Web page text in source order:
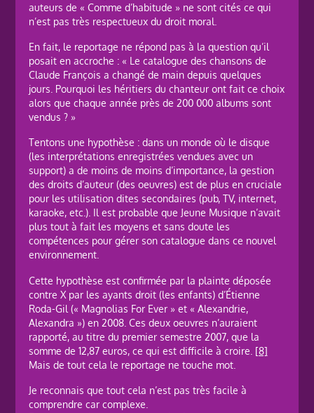
auteurs de « Comme d’habitude » ne sont cités ce qui
n’est pas très respectueux du droit moral.
En fait, le reportage ne répond pas à la question qu’il
posait en accroche : « Le catalogue des chansons de
Claude François a changé de main depuis quelques
jours. Pourquoi les héritiers du chanteur ont fait ce choix
alors que chaque année près de 200 000 albums sont
vendus ? »
Tentons une hypothèse : dans un monde où le disque
(les interprétations enregistrées vendues avec un
support) a de moins de moins d’importance, la gestion
des droits d’auteur (des oeuvres) est de plus en cruciale
pour les utilisation dites secondaires (pub, TV, internet,
karaoke, etc.). Il est probable que Jeune Musique n’avait
plus tout à fait les moyens et sans doute les
compétences pour gérer son catalogue dans ce nouvel
environnement.
Cette hypothèse est confirmée par la plainte déposée
contre X par les ayants droit (les enfants) d’Étienne
Roda-Gil (« Magnolias For Ever » et « Alexandrie,
Alexandra ») en 2008. Ces deux oeuvres n’auraient
rapporté, au titre du premier semestre 2007, que la
somme de 12,87 euros, ce qui est difficile à croire. [8]
Mais de tout cela le reportage ne touche mot.
Je reconnais que tout cela n’est pas très facile à
comprendre car complexe.